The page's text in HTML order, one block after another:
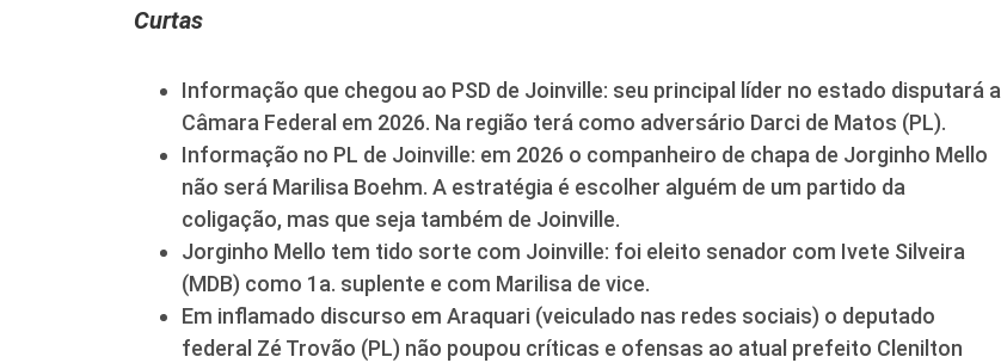
Curtas
Informação que chegou ao PSD de Joinville: seu principal líder no estado disputará a
Câmara Federal em 2026. Na região terá como adversário Darci de Matos (PL).
Informação no PL de Joinville: em 2026 o companheiro de chapa de Jorginho Mello
não será Marilisa Boehm. A estratégia é escolher alguém de um partido da
coligação, mas que seja também de Joinville.
Jorginho Mello tem tido sorte com Joinville: foi eleito senador com Ivete Silveira
(MDB) como 1a. suplente e com Marilisa de vice.
Em inflamado discurso em Araquari (veiculado nas redes sociais) o deputado
federal Zé Trovão (PL) não poupou críticas e ofensas ao atual prefeito Clenilton